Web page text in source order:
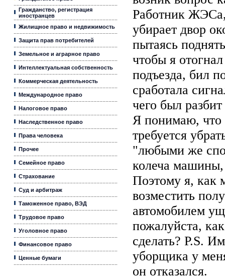
Гражданство, регистрация
иностранцев
Жилищное право и недвижимость
Защита прав потребителей
Земельное и аграрное право
Интеллектуальная собственность
Коммерческая деятельность
Международное право
Налоговое право
Наследственное право
Права человека
Прочее
Семейное право
Страхование
Суд и арбитраж
Таможенное право, ВЭД
Трудовое право
Уголовное право
Финансовое право
Ценные бумаги
Работник
убирает двор
пытаясь
чтобы я
подъезда, бил
сработала
чего был
Я понимаю, что
требуется
"любыми же
колеча
Поэтому я, как
возместить
автомобилем
пожалуйста,
сделать? P.S.
уборщика у
он отказался.